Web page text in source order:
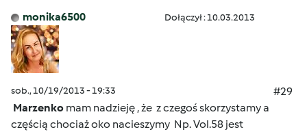
monika6500 Dołączył : 10.03.2013
sob., 10/19/2013 - 19:33
#29
Marzenko mam nadzieję , że z czegoś skorzystamy a
częścią chociaż oko nacieszymy Np. Vol.58 jest